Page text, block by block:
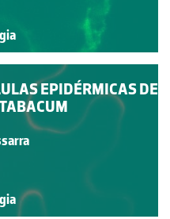
EPIDÉRMICAS DE